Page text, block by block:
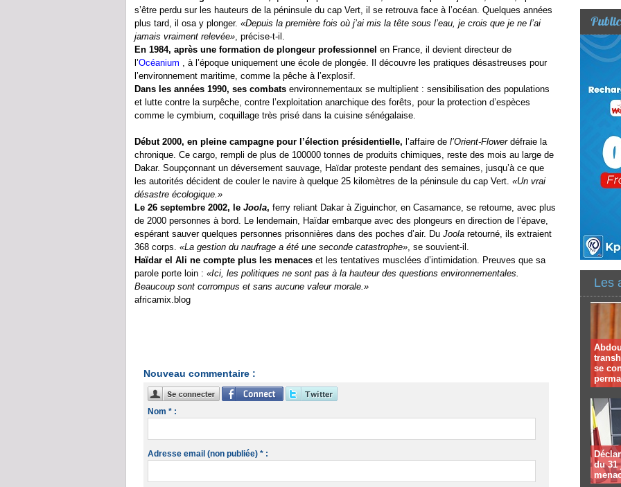
s’être perdu sur les hauteurs de la péninsule du cap Vert, il se retrouva face à l’océan. Quelques années
plus tard, il osa y plonger. «Depuis la première fois où j’ai mis la tête sous l’eau, je crois que je ne l’ai
jamais vraiment relevée», précise-t-il.
En 1984, après une formation de plongeur professionnel en France, il devient directeur de
l’Océanium , à l’époque uniquement une école de plongée. Il découvre les pratiques désastreuses pour
l’environnement maritime, comme la pêche à l’explosif.
Dans les années 1990, ses combats environnementaux se multiplient : sensibilisation des populations
et lutte contre la surpêche, contre l’exploitation anarchique des forêts, pour la protection d’espèces
comme le cymbium, coquillage très prisé dans la cuisine sénégalaise.
Début 2000, en pleine campagne pour l’élection présidentielle, l’affaire de l’Orient-Flowerdéfraie la
chronique. Ce cargo, rempli de plus de 100000 tonnes de produits chimiques, reste des mois au large de
Dakar. Soupçonnant un déversement sauvage, Haïdar proteste pendant des semaines, jusqu’à ce que
les autorités décident de couler le navire à quelque 25 kilomètres de la péninsule du cap Vert. «Un vrai
désastre écologique.»
Le 26 septembre 2002, le Joola, ferry reliant Dakar à Ziguinchor, en Casamance, se retourne, avec plus
de 2000 personnes à bord. Le lendemain, Haïdar embarque avec des plongeurs en direction de l’épave,
espérant sauver quelques personnes prisonnières dans des poches d’air. Du Joola retourné, ils extraient
368 corps. «La gestion du naufrage a été une seconde catastrophe», se souvient-il.
Haïdar el Ali ne compte plus les menaces et les tentatives musclées d’intimidation. Preuves que sa
parole porte loin : «Ici, les politiques ne sont pas à la hauteur des questions environnementales.
Beaucoup sont corrompus et sans aucune valeur morale.»
africamix.blog
Nouveau commentaire :
Nom * :
Adresse email (non publiée) * :
Les
se
du 31